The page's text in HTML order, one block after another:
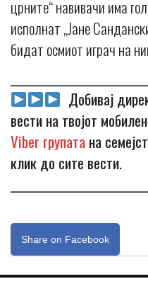
црните“ навивачи има
исполнат „Јане
бидат осмиот играч на
Добивај
вести на твојот
Viber групата на
клик до сите вести.
Share on Facebook